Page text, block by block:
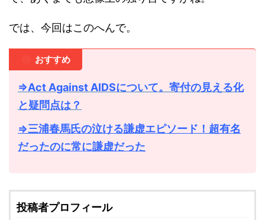
では、今回はこのへんで。
おすすめ
⇒Act Against AIDSについて。寄付の見える化
と疑問点は？
⇒三浦春馬氏の泣ける謙虚エピソード！超有名
だったのに常に謙虚だった
投稿者プロフィール